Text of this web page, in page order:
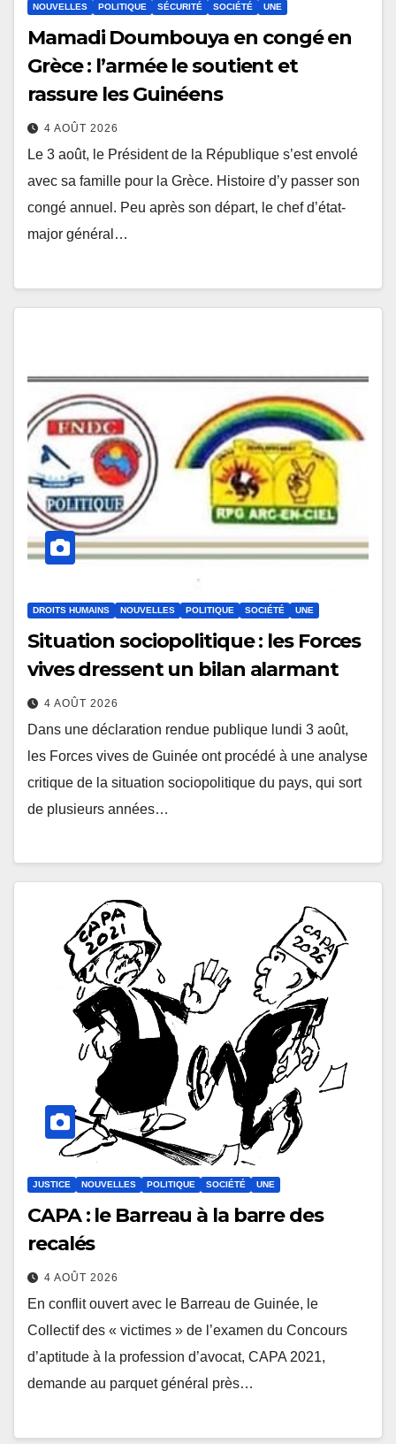
NOUVELLES POLITIQUE SÉCURITÉ SOCIÉTÉ UNE
Mamadi Doumbouya en congé en
Grèce : l’armée le soutient et
rassure les Guinéens
4 AOÛT 2026
Le 3 août, le Président de la République s’est envolé
avec sa famille pour la Grèce. Histoire d’y passer son
congé annuel. Peu après son départ, le chef d’état-
major général…
DROITS HUMAINS NOUVELLES POLITIQUE SOCIÉTÉ UNE
Situation sociopolitique : les Forces
vives dressent un bilan alarmant
4 AOÛT 2026
Dans une déclaration rendue publique lundi 3 août,
les Forces vives de Guinée ont procédé à une analyse
critique de la situation sociopolitique du pays, qui sort
de plusieurs années…
JUSTICE NOUVELLES POLITIQUE SOCIÉTÉ UNE
CAPA : le Barreau à la barre des
recalés
4 AOÛT 2026
En conflit ouvert avec le Barreau de Guinée, le
Collectif des « victimes » de l’examen du Concours
d’aptitude à la profession d’avocat, CAPA 2021,
demande au parquet général près…